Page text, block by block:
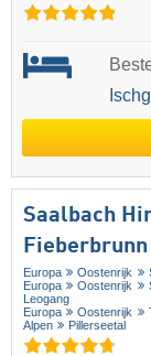
Ischgl
Saalbach
Europa Oostenrijk
Europa
Oostenrijk
Leogang
Europa
Oostenrijk
Alpen
Pillerseetal